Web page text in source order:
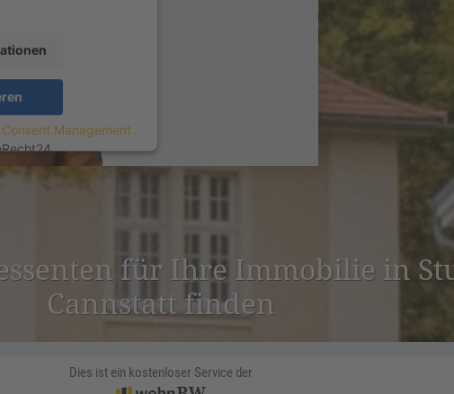
Management
für Ihre Immobilie in
Cannstatt finden
Dies ist ein kostenloser Service der